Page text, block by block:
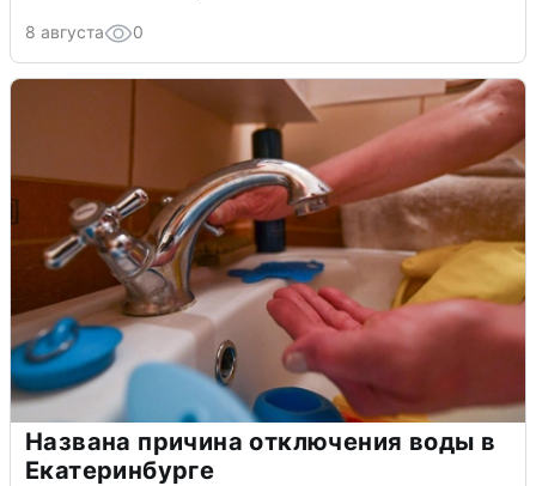
8 августа 0
Названа причина отключения воды в
Екатеринбурге